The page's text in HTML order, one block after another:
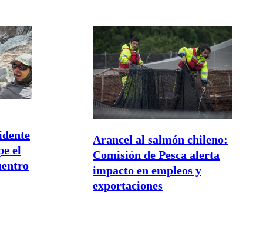
el
Arancel al salmón chileno:
Comisión de Pesca alerta
impacto en empleos y
exportaciones